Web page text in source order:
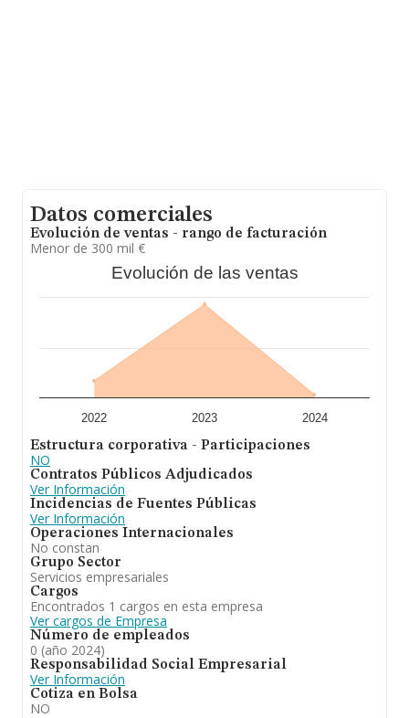
Datos comerciales
Evolución de ventas - rango de facturación
Menor de 300 mil €
Evolución de las ventas
2022 2023 2024
Estructura corporativa - Participaciones
NO
Contratos Públicos Adjudicados
Ver Información
Incidencias de Fuentes Públicas
Ver Información
Operaciones Internacionales
No constan
Grupo Sector
Servicios empresariales
Cargos
Encontrados 1 cargos en esta empresa
Ver cargos de Empresa
Número de empleados
0 (año 2024)
Responsabilidad Social Empresarial
Ver Información
Cotiza en Bolsa
NO